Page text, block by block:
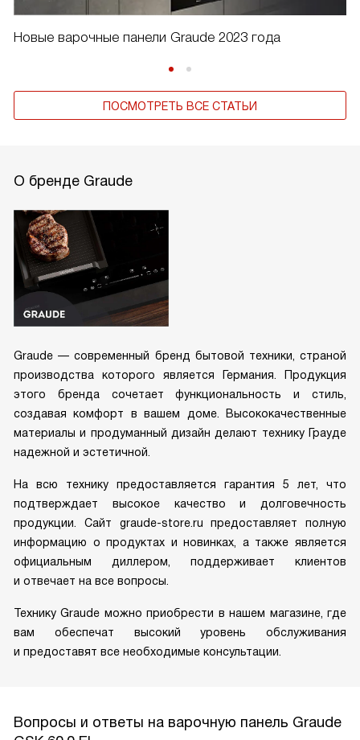
Новые варочные панели Graude 2023 года
ПОСМОТРЕТЬ ВСЕ СТАТЬИ
О бренде Graude
Graude — современный бренд бытовой техники, страной
производства которого является Германия. Продукция
этого бренда сочетает функциональность и стиль,
создавая комфорт в вашем доме. Высококачественные
материалы и продуманный дизайн делают технику Грауде
надежной и эстетичной.
На всю технику предоставляется гарантия 5 лет, что
подтверждает высокое качество и долговечность
продукции. Сайт graude-store.ru предоставляет полную
информацию о продуктах и новинках, а также является
официальным диллером, поддерживает клиентов
и отвечает на все вопросы.
Технику Graude можно приобрести в нашем магазине, где
вам обеспечат высокий уровень обслуживания
и предоставят все необходимые консультации.
Вопросы и ответы на варочную панель Graude